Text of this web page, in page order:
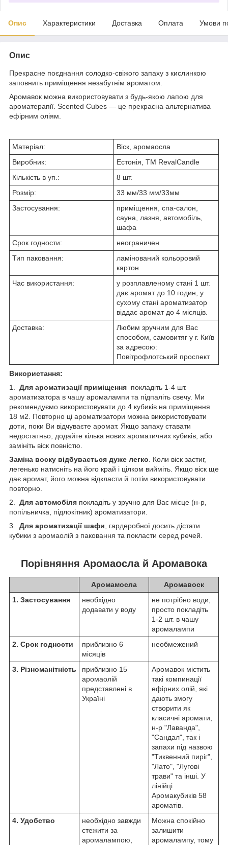
Опис Характеристики Доставка Оплата Умови
Опис
Прекрасне поєднання солодко-свіжого запаху з кислинкою
заповнить приміщення незабутнім ароматом.
Аромавок можна використовувати з будь-якою лапою для
ароматерапії. Scented Cubes — це прекрасна альтернатива
ефірним оліям.
Матеріал:
Віск, аромаосла
Виробник:
Естонія, ТМ RevalCandle
Кількість в уп.:
8 шт.
Розмір:
33 мм/33 мм/33мм
Застосування:
приміщення, спа-салон,
сауна, лазня, автомобіль,
шафа
Срок годности:
неограничен
Тип паковання:
ламінований кольоровий
картон
Час використання:
у розплавленому стані 1 шт.
дає аромат до 10 годин, у
сухому стані ароматизатор
віддає аромат до 4 місяців.
Доставка:
Любим зручним для Вас
способом, самовитяг у г. Київ
за адресою:
Повітрофлотський проспект
Використання:
1.
Для ароматизації приміщення покладіть 1-4 шт.
ароматизатора в чашу аромалампи та підпаліть свечу. Ми
рекомендуємо використовувати до 4 кубиків на приміщення
18 м2. Повторно ці ароматизатори можна використовувати
доти, поки Ви відчуваєте аромат. Якщо запаху ставати
недостатньо, додайте кілька нових ароматичних кубиків, або
замініть віск повністю.
Заміна воску відбувається дуже легко . Коли віск застиг,
легенько натисніть на його край і цілком вийміть. Якщо віск ще
дає аромат, його можна відкласти й потім використовувати
повторно.
2.
Для автомобіля покладіть у зручно для Вас місце (н-р,
попільничка, підлокітник) ароматизатори.
3.
Для ароматизації шафи , гардеробної досить дістати
кубики з аромаолій з паковання та покласти серед речей.
Порівняння Аромаосла й Аромавока
Аромамосла
Аромавоск
1. Застосування
необхідно
додавати у воду
не потрібно води,
просто покладіть
1-2 шт. в чашу
аромалампи
2. Срок годности
приблизно 6
місяців
необмежений
3. Різноманітність
приблизно 15
аромаолій
представлені в
Україні
Аромавок містить
такі компинації
ефірних олій, які
дають змогу
створити як
класичні аромати,
н-р "Лаванда",
"Сандал", так і
запахи під назвою
"Тиквенний пиріг",
"Лато", "Лугові
трави" та інші. У
лінійці
Аромакубиків 58
ароматів.
4. Удобство
необхідно завжди
стежити за
аромалампою,
Можна спокійно
залишити
аромалампу, тому